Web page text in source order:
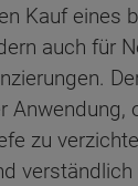
Kauf eines
auch für
Anwendung,
zu